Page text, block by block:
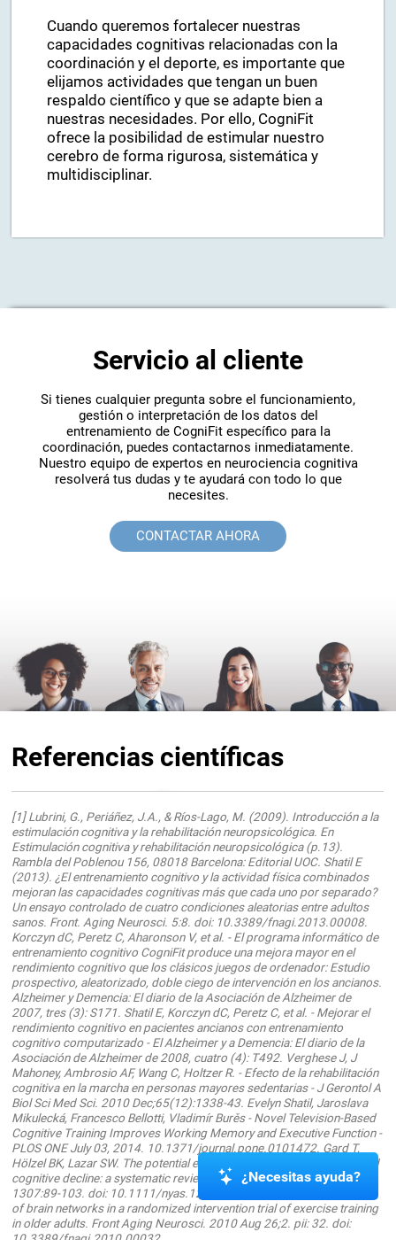
Cuando queremos fortalecer nuestras
capacidades cognitivas relacionadas con la
coordinación y el deporte, es importante que
elijamos actividades que tengan un buen
respaldo científico y que se adapte bien a
nuestras necesidades. Por ello, CogniFit
ofrece la posibilidad de estimular nuestro
cerebro de forma rigurosa, sistemática y
multidisciplinar.
Servicio al cliente
Si tienes cualquier pregunta sobre el funcionamiento,
gestión o interpretación de los datos del
entrenamiento de CogniFit específico para la
coordinación, puedes contactarnos inmediatamente.
Nuestro equipo de expertos en neurociencia cognitiva
resolverá tus dudas y te ayudará con todo lo que
necesites.
CONTACTAR AHORA
Referencias científicas
[1] Lubrini, G., Periáñez, J.A., & Ríos-Lago, M. (2009). Introducción a la
estimulación cognitiva y la rehabilitación neuropsicológica. En
Estimulación cognitiva y rehabilitación neuropsicológica (p.13).
Rambla del Poblenou 156, 08018 Barcelona: Editorial UOC. Shatil E
(2013). ¿El entrenamiento cognitivo y la actividad física combinados
mejoran las capacidades cognitivas más que cada uno por separado?
Un ensayo controlado de cuatro condiciones aleatorias entre adultos
sanos. Front. Aging Neurosci. 5:8. doi: 10.3389/fnagi.2013.00008.
Korczyn dC, Peretz C, Aharonson V, et al. - El programa informático de
entrenamiento cognitivo CogniFit produce una mejora mayor en el
rendimiento cognitivo que los clásicos juegos de ordenador: Estudio
prospectivo, aleatorizado, doble ciego de intervención en los ancianos.
Alzheimer y Demencia: El diario de la Asociación de Alzheimer de
2007, tres (3): S171. Shatil E, Korczyn dC, Peretz C, et al. - Mejorar el
rendimiento cognitivo en pacientes ancianos con entrenamiento
cognitivo computarizado - El Alzheimer y a Demencia: El diario de la
Asociación de Alzheimer de 2008, cuatro (4): T492. Verghese J, J
Mahoney, Ambrosio AF, Wang C, Holtzer R. - Efecto de la rehabilitación
cognitiva en la marcha en personas mayores sedentarias - J Gerontol A
Biol Sci Med Sci. 2010 Dec;65(12):1338-43. Evelyn Shatil, Jaroslava
Mikulecká, Francesco Bellotti, Vladimír Burěs - Novel Television-Based
Cognitive Training Improves Working Memory and Executive Function -
PLOS ONE July 03, 2014. 10.1371/journal.pone.0101472. Gard T,
Hölzel BK, Lazar SW. The potential effects of meditation on age-related
cognitive decline: a systematic review. Ann N Y Acad Sci. 2014 Jan;
1307:89-103. doi: 10.1111/nyas.12348. 2. Voss MW et al. Plasticity
of brain networks in a randomized intervention trial of exercise training
in older adults. Front Aging Neurosci. 2010 Aug 26;2. pii: 32. doi:
¿Necesitas ayuda?